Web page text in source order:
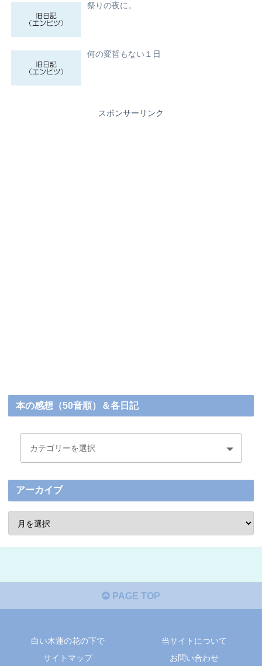
祭りの夜に。
何の変哲もない１日
スポンサーリンク
本の感想（50音順）＆各日記
アーカイブ
PAGE TOP
白い木蓮の花の下で
当サイトについて
サイトマップ
お問い合わせ